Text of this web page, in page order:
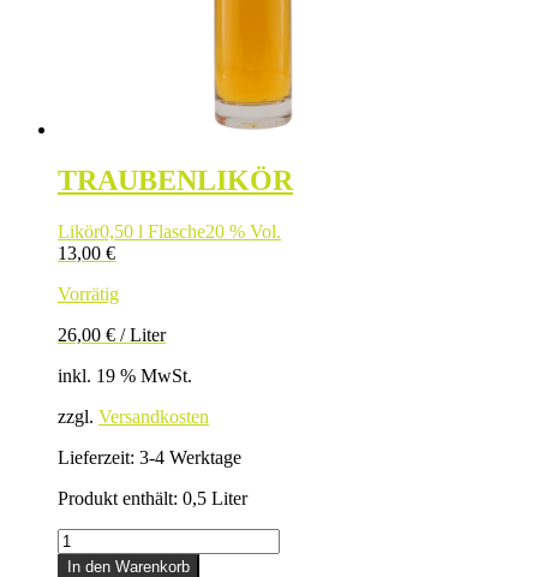
TRAUBENLIKÖR
Likör0,50 l Flasche20 % Vol.
13,00 €
Vorrätig
26,00 € /Liter
inkl. 19 % MwSt.
zzgl. Versandkosten
Lieferzeit: 3-4 Werktage
Produkt enthält: 0,5 Liter
TRAUBENLIKÖR
Menge
In den Warenkorb